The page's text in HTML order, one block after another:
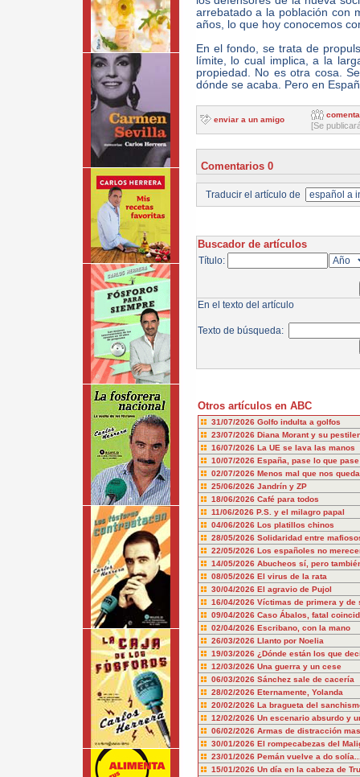
arrebatado a la población con
años, lo que hoy conocemos
En el fondo, se trata de
límite, lo cual implica, a la
propiedad. No es otra cosa.
dónde se acaba. Pero en
enviar a un amigo
[Se
Comentarios 0
Traducir el artículo de
Buscador de artículos
Título:
En el texto del artículo
Texto de búsqueda:
Otros artículos en ABC
31/07/2026 Golfo indulta a golfos
23/07/2026 Diana Morant y su
16/07/2026 La UE se lava las manos
10/07/2026 España, pase lo que pase
02/07/2026 Menos mal que nos
25/06/2026 Jandrín y ZP
18/06/2026 Café para todos
11/06/2026 P.S. y el milagro papal
04/06/2026 Los platillos chinos
28/05/2026 Solidaridad entre
22/05/2026 Los españoles no
14/05/2026 Abucheos sí, pero
08/05/2026 El virus de la rata
30/04/2026 El agravio de Pujol
16/04/2026 Víctimas de primera y de
09/04/2026 Caso Ábalos, fatal
02/04/2026 Escribano, con la mano
26/03/2026 Llanto por Noelia
19/03/2026 ¿Dónde están los que
12/03/2026 Una guerra y un cese
06/03/2026 Sánchez sale de cacería
28/02/2026 Eternamente, Yolanda
20/02/2026 La bragueta del
12/02/2026 Un escenario absurdo y
06/02/2026 Armas de distracción
30/01/2026 El rompecabezas del
23/01/2026 Pemán vuelve a do
15/01/2026 Un día en la cabeza de